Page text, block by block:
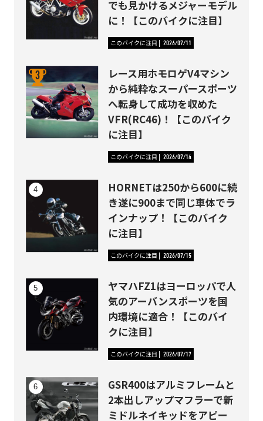
でも見かけるメジャーモデル
に！【このバイクに注目】
このバイクに注目 2026/07/11
レース用ホモロゲV4マシン
から純粋なスーパースポーツ
へ転身して成功を収めた
VFR(RC46)！【このバイク
に注目】
このバイクに注目 2026/07/14
HORNETは250から600に続
き遂に900まで同じ車体でラ
インナップ！【このバイク
に注目】
このバイクに注目 2026/07/15
ヤマハFZ1はヨーロッパで人
気のアーバンスポーツを国
内環境に適合！【このバイ
クに注目】
このバイクに注目 2026/07/17
GSR400はアルミフレームと
2本出しアップマフラーで新
ミドルネイキッドをアピー